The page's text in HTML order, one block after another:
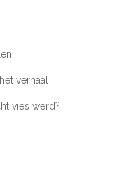
verhaal
vies werd?